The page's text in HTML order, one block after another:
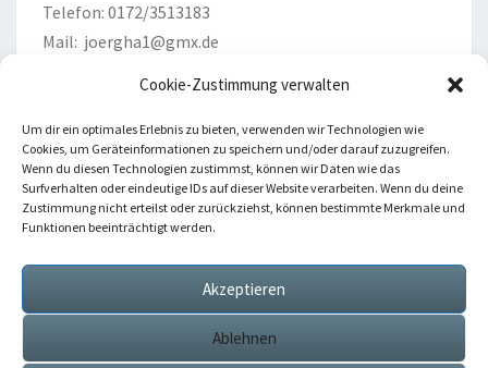
Cookie-Zustimmung verwalten
Um dir ein optimales Erlebnis zu bieten, verwenden wir Technologien wie
Cookies, um Geräteinformationen zu speichern und/oder darauf zuzugreifen.
Wenn du diesen Technologien zustimmst, können wir Daten wie das
Surfverhalten oder eindeutige IDs auf dieser Website verarbeiten. Wenn du deine
Zustimmung nicht erteilst oder zurückziehst, können bestimmte Merkmale und
Funktionen beeinträchtigt werden.
Akzeptieren
Ablehnen
Telefon: 0172/3513183
Mail: joergha1@gmx.de
Datenschutzerklärung
Cookie-Richtlinie (EU)